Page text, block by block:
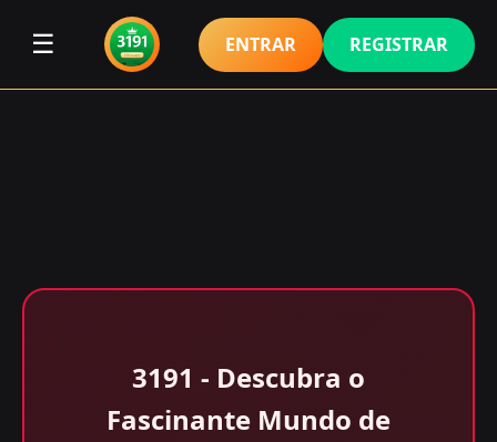
☰ ENTRAR REGISTRAR
3191 - Descubra o
Fascinante Mundo de